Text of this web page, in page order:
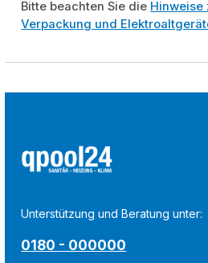
Bitte beachten Sie die Hinweise
Verpackung und
Unterstützung und Beratung unter:
0180 - 000000